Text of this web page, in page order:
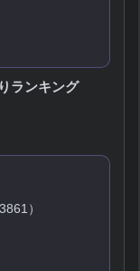
ランキング
）